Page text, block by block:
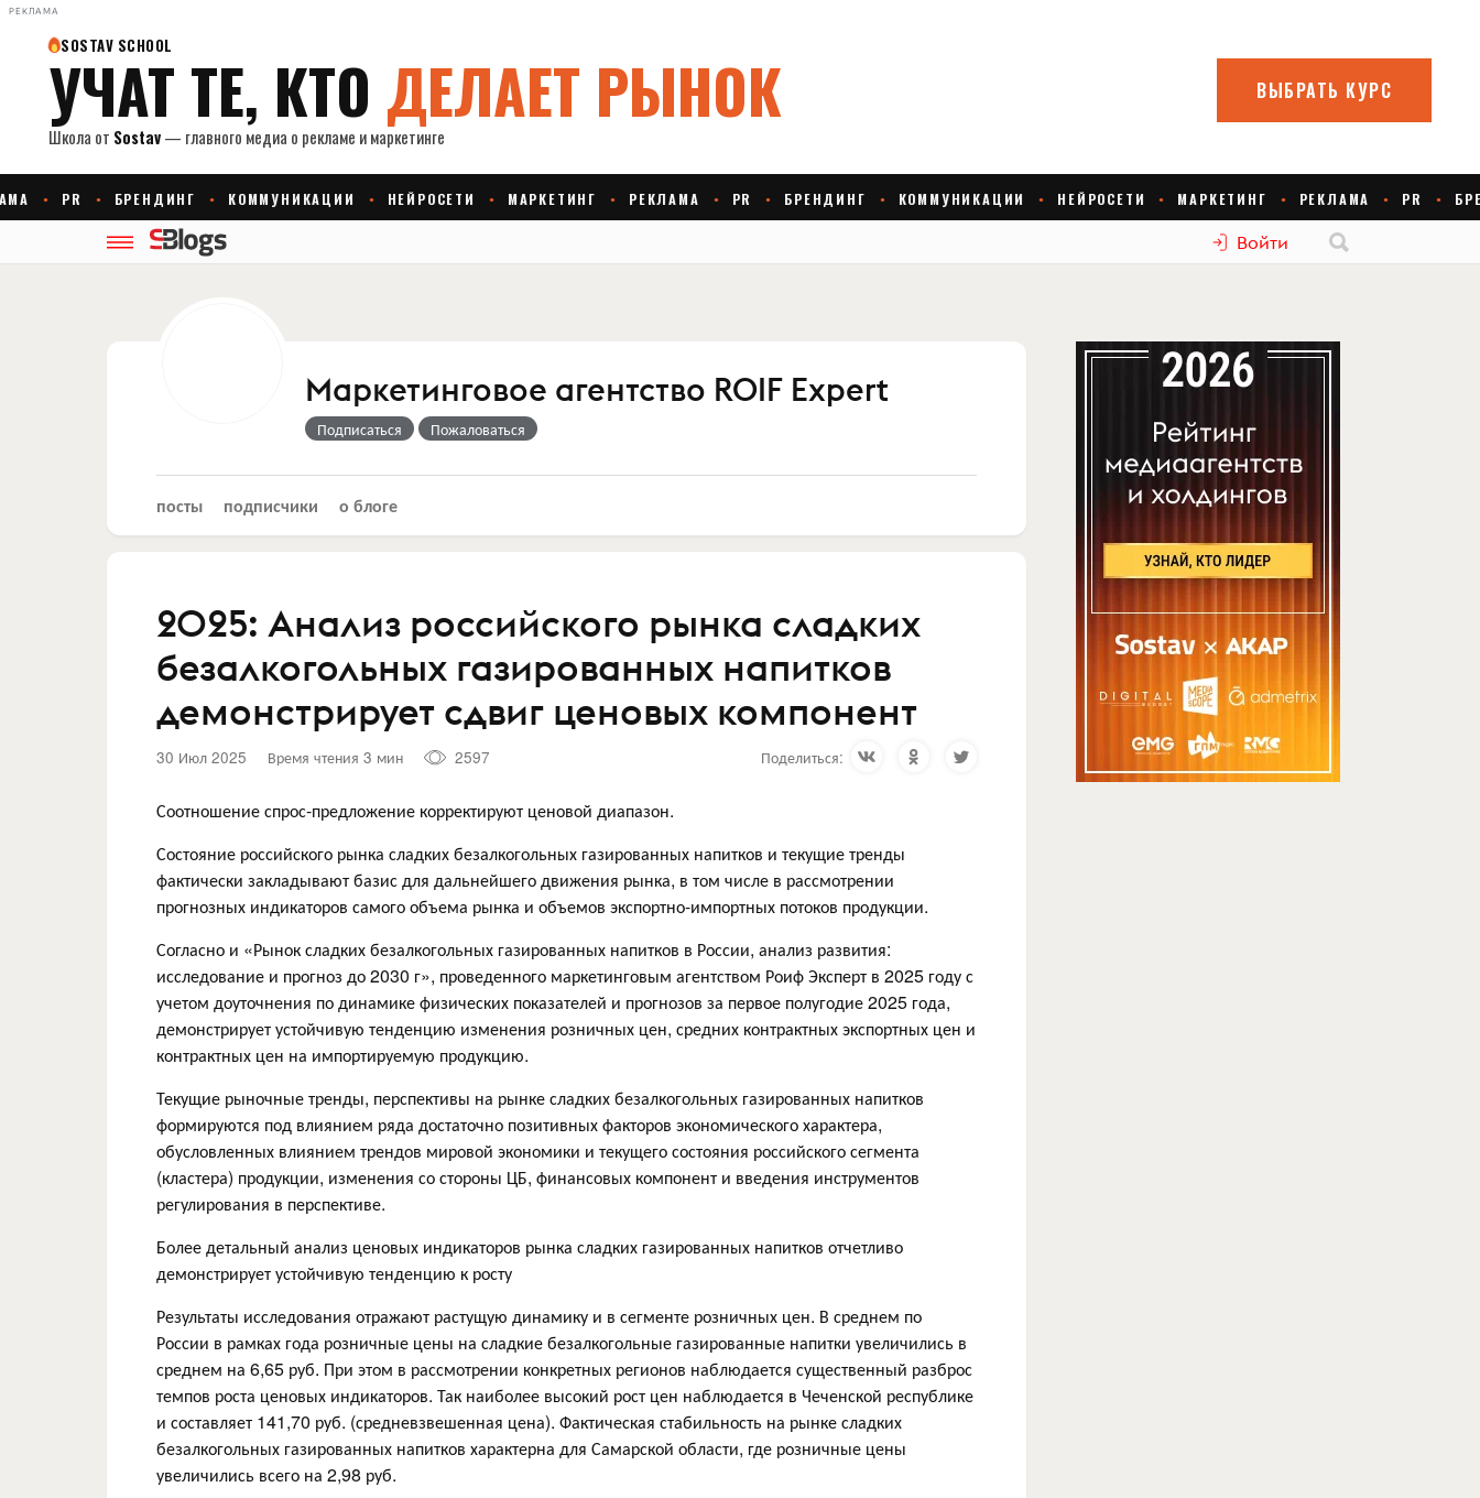
РЕКЛАМА
Войти
Маркетинговое агентство ROIF Expert
Подписаться Пожаловаться
посты подписчики о блоге
2025: Анализ российского рынка сладких
безалкогольных газированных напитков
демонстрирует сдвиг ценовых компонент
30 Июл 2025 Время чтения 3 мин 2597 Поделиться:
Соотношение спрос-предложение корректируют ценовой диапазон.
Состояние российского рынка сладких безалкогольных газированных напитков и текущие тренды
фактически закладывают базис для дальнейшего движения рынка, в том числе в рассмотрении
прогнозных индикаторов самого объема рынка и объемов экспортно-импортных потоков продукции.
Согласно и «Рынок сладких безалкогольных газированных напитков в России, анализ развития:
исследование и прогноз до 2030 г», проведенного маркетинговым агентством Роиф Эксперт в 2025 году с
учетом доуточнения по динамике физических показателей и прогнозов за первое полугодие 2025 года,
демонстрирует устойчивую тенденцию изменения розничных цен, средних контрактных экспортных цен и
контрактных цен на импортируемую продукцию.
Текущие рыночные тренды, перспективы на рынке сладких безалкогольных газированных напитков
формируются под влиянием ряда достаточно позитивных факторов экономического характера,
обусловленных влиянием трендов мировой экономики и текущего состояния российского сегмента
(кластера) продукции, изменения со стороны ЦБ, финансовых компонент и введения инструментов
регулирования в перспективе.
Более детальный анализ ценовых индикаторов рынка сладких газированных напитков отчетливо
демонстрирует устойчивую тенденцию к росту
Результаты исследования отражают растущую динамику и в сегменте розничных цен. В среднем по
России в рамках года розничные цены на сладкие безалкогольные газированные напитки увеличились в
среднем на 6,65 руб. При этом в рассмотрении конкретных регионов наблюдается существенный разброс
темпов роста ценовых индикаторов. Так наиболее высокий рост цен наблюдается в Чеченской республике
и составляет 141,70 руб. (средневзвешенная цена). Фактическая стабильность на рынке сладких
безалкогольных газированных напитков характерна для Самарской области, где розничные цены
увеличились всего на 2,98 руб.